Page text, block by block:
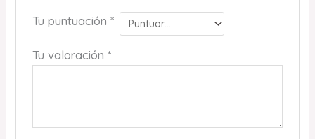
Tu puntuación *
Tu valoración *